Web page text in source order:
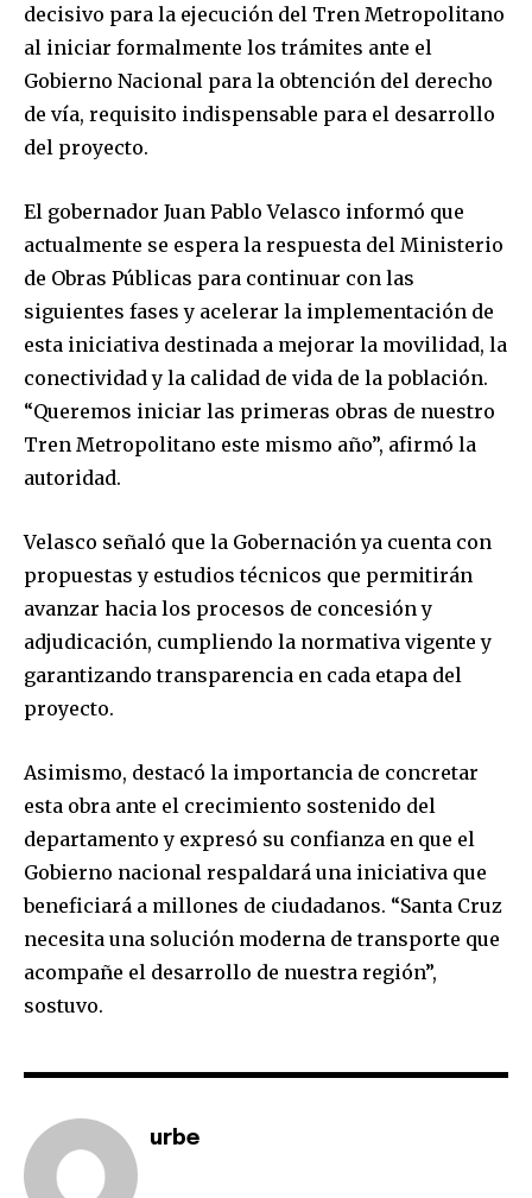
Join our community of
conversation.
or click the subscribe button below. Don't worry, we respect
your privacy and won't spam your inbox. Your information is
safe with us.
decisivo para la ejecución del Tren Metropolitano
al iniciar formalmente los trámites ante el
Gobierno Nacional para la obtención del derecho
de vía, requisito indispensable para el desarrollo
del proyecto.
El gobernador Juan Pablo Velasco informó que
actualmente se espera la respuesta del Ministerio
de Obras Públicas para continuar con las
siguientes fases y acelerar la implementación de
esta iniciativa destinada a mejorar la movilidad, la
conectividad y la calidad de vida de la población.
“Queremos iniciar las primeras obras de nuestro
Tren Metropolitano este mismo año”, afirmó la
autoridad.
Velasco señaló que la Gobernación ya cuenta con
propuestas y estudios técnicos que permitirán
avanzar hacia los procesos de concesión y
adjudicación, cumpliendo la normativa vigente y
garantizando transparencia en cada etapa del
proyecto.
Asimismo, destacó la importancia de concretar
esta obra ante el crecimiento sostenido del
departamento y expresó su confianza en que el
Gobierno nacional respaldará una iniciativa que
beneficiará a millones de ciudadanos. “Santa Cruz
necesita una solución moderna de transporte que
acompañe el desarrollo de nuestra región”,
sostuvo.
urbe